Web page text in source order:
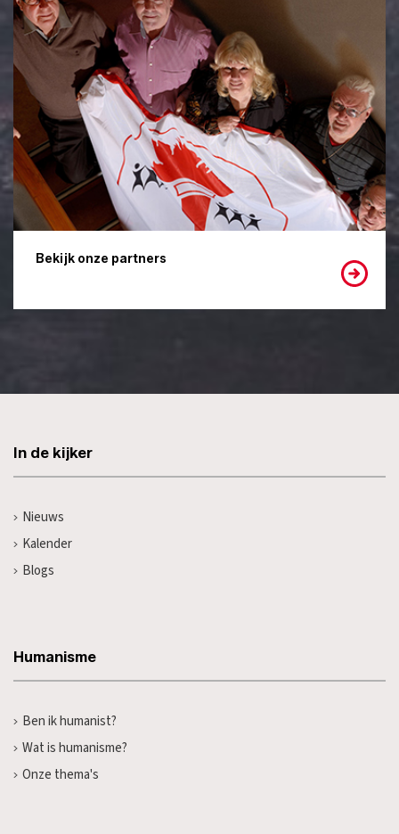
Bekijk onze partners
In de kijker
Nieuws
Kalender
Blogs
Humanisme
Ben ik humanist?
Wat is humanisme?
Onze thema's